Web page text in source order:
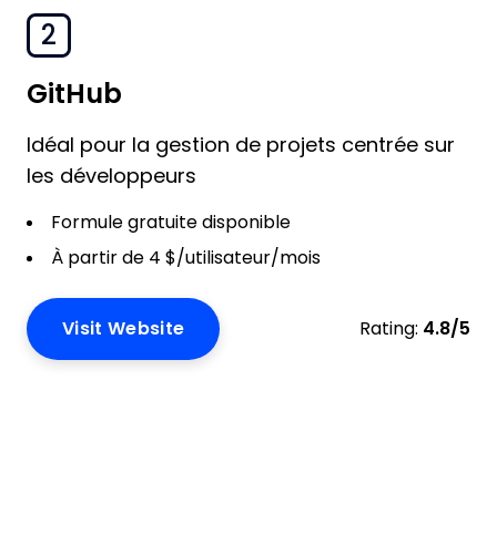
2
GitHub
Idéal pour la gestion de projets centrée sur
les développeurs
Formule gratuite disponible
À partir de 4 $/utilisateur/mois
Visit Website Rating: 4.8/5